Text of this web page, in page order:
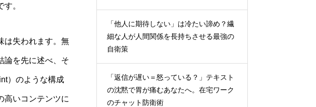
。
は失われます。無
論を先に述べ、そ
）のような構成
高いコンテンツに
「他人に期待しない」は冷たい諦め？繊
細な人が人間関係を長持ちさせる最強の
自衛策
「返信が遅い＝怒っている？」テキスト
の沈黙で胃が痛むあなたへ。在宅ワーク
のチャット防衛術